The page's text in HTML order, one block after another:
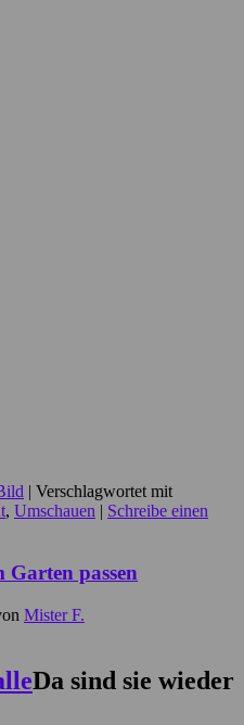
| Verschlagwortet mit
, Umschauen | Schreibe einen
Garten passen
Mister F.
Da sind sie wieder